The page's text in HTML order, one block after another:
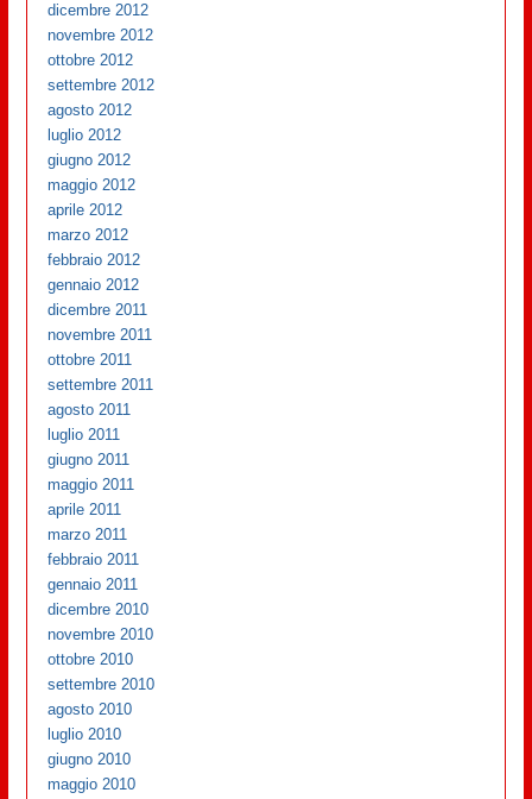
dicembre 2012
novembre 2012
ottobre 2012
settembre 2012
agosto 2012
luglio 2012
giugno 2012
maggio 2012
aprile 2012
marzo 2012
febbraio 2012
gennaio 2012
dicembre 2011
novembre 2011
ottobre 2011
settembre 2011
agosto 2011
luglio 2011
giugno 2011
maggio 2011
aprile 2011
marzo 2011
febbraio 2011
gennaio 2011
dicembre 2010
novembre 2010
ottobre 2010
settembre 2010
agosto 2010
luglio 2010
giugno 2010
maggio 2010